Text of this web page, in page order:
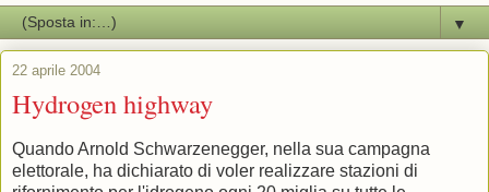
▼
22 aprile 2004
Hydrogen highway
Quando Arnold Schwarzenegger, nella sua campagna
elettorale, ha dichiarato di voler realizzare stazioni di